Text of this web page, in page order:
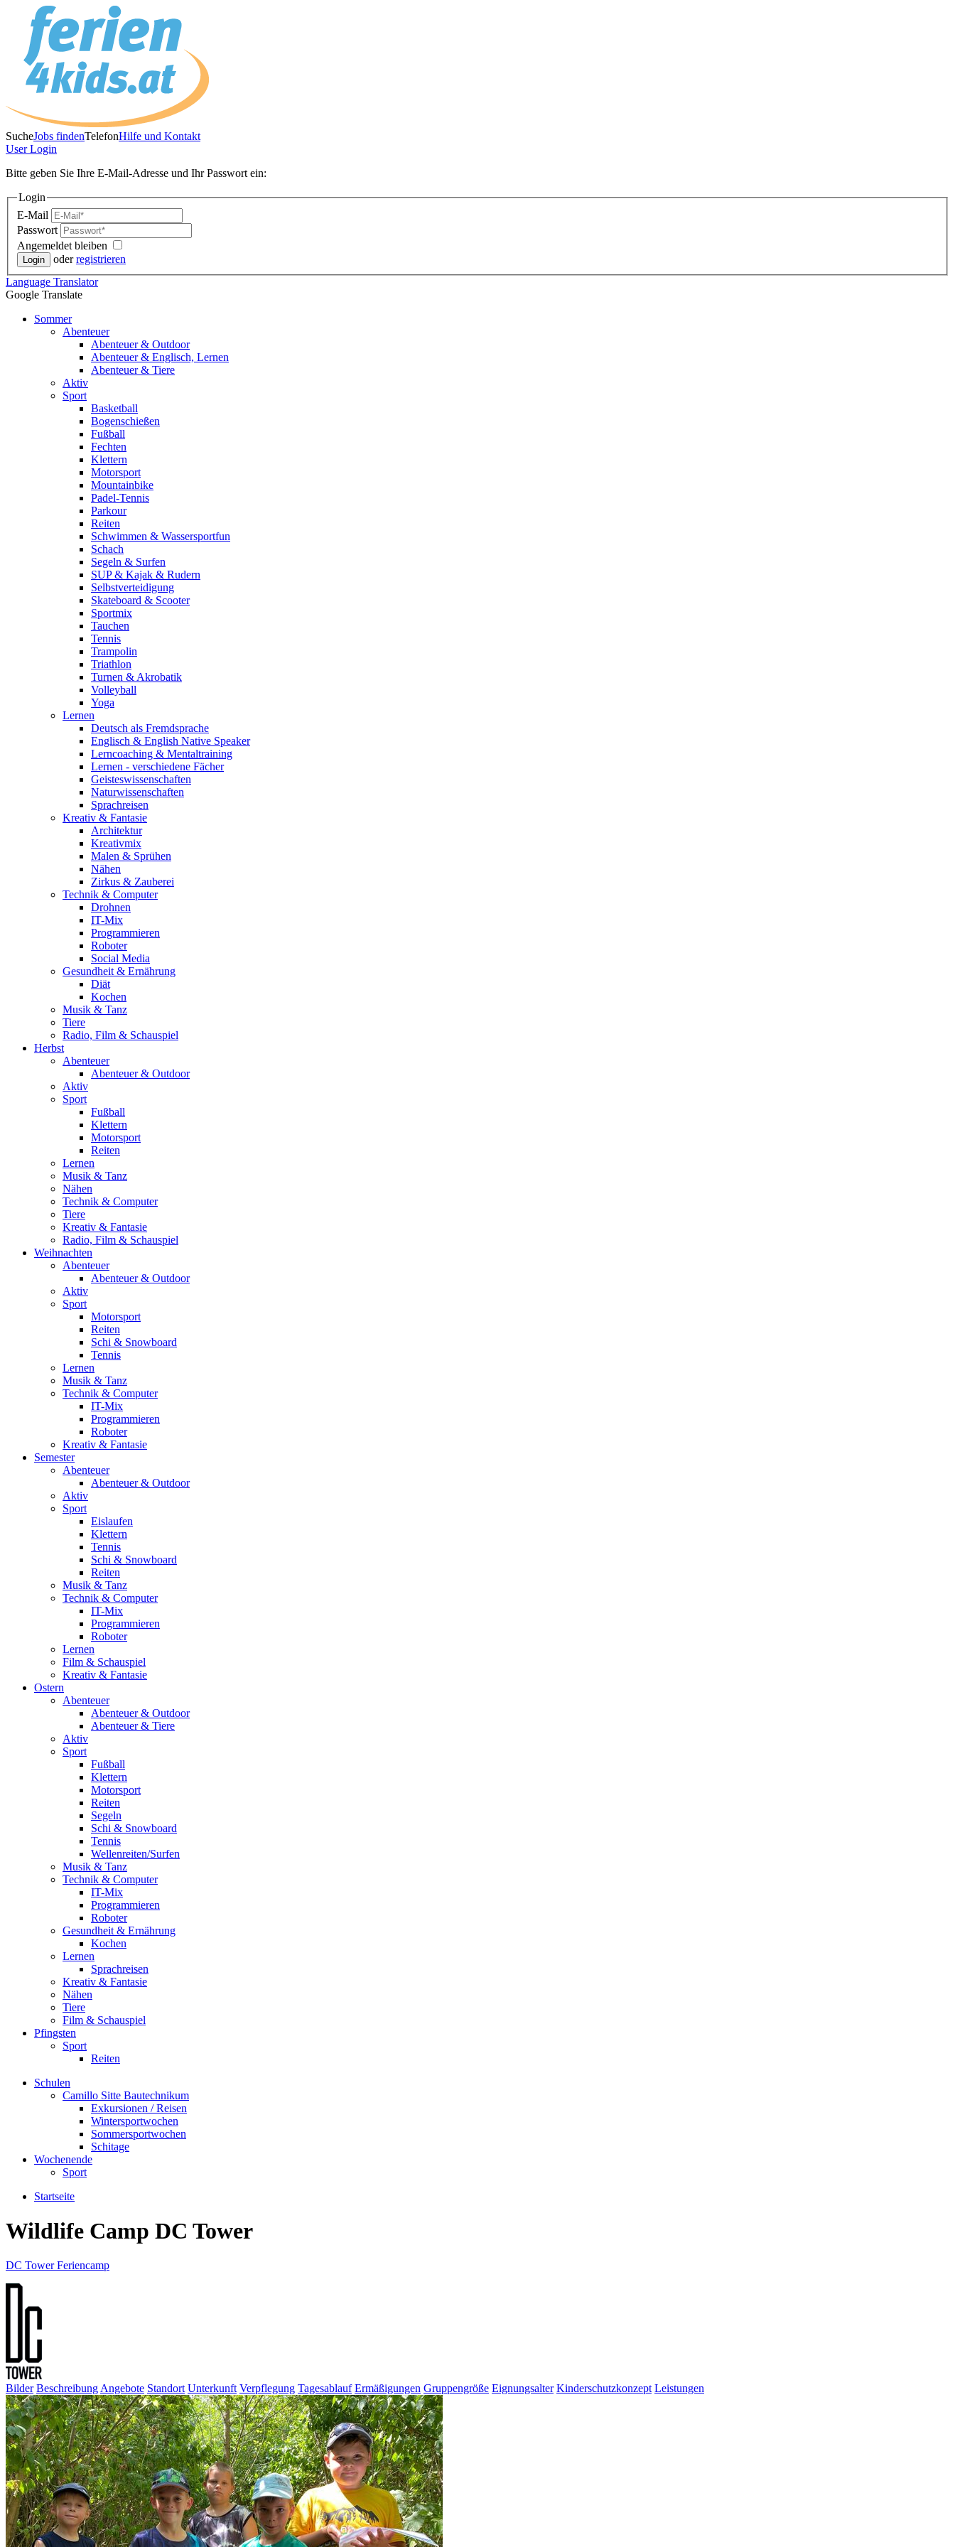
SucheJobs findenTelefonHilfe und Kontakt
UserLogin
Bitte geben Sie Ihre E-Mail-Adresse und Ihr Passwort ein:
Login
E-Mail
Passwort
Angemeldet bleiben
oderregistrieren
Language Translator
Google Translate
Sommer
Abenteuer
Abenteuer & Outdoor
Abenteuer & Englisch, Lernen
Abenteuer & Tiere
Aktiv
Sport
Basketball
Bogenschießen
Fußball
Fechten
Klettern
Motorsport
Mountainbike
Padel-Tennis
Parkour
Reiten
Schwimmen & Wassersportfun
Schach
Segeln & Surfen
SUP & Kajak & Rudern
Selbstverteidigung
Skateboard & Scooter
Sportmix
Tauchen
Tennis
Trampolin
Triathlon
Turnen & Akrobatik
Volleyball
Yoga
Lernen
Deutsch als Fremdsprache
Englisch & English Native Speaker
Lerncoaching & Mentaltraining
Lernen - verschiedene Fächer
Geisteswissenschaften
Naturwissenschaften
Sprachreisen
Kreativ & Fantasie
Architektur
Kreativmix
Malen & Sprühen
Nähen
Zirkus & Zauberei
Technik & Computer
Drohnen
IT-Mix
Programmieren
Roboter
Social Media
Gesundheit & Ernährung
Diät
Kochen
Musik & Tanz
Tiere
Radio, Film & Schauspiel
Herbst
Abenteuer
Abenteuer & Outdoor
Aktiv
Sport
Fußball
Klettern
Motorsport
Reiten
Lernen
Musik & Tanz
Nähen
Technik & Computer
Tiere
Kreativ & Fantasie
Radio, Film & Schauspiel
Weihnachten
Abenteuer
Abenteuer & Outdoor
Aktiv
Sport
Motorsport
Reiten
Schi & Snowboard
Tennis
Lernen
Musik & Tanz
Technik & Computer
IT-Mix
Programmieren
Roboter
Kreativ & Fantasie
Semester
Abenteuer
Abenteuer & Outdoor
Aktiv
Sport
Eislaufen
Klettern
Tennis
Schi & Snowboard
Reiten
Musik & Tanz
Technik & Computer
IT-Mix
Programmieren
Roboter
Lernen
Film & Schauspiel
Kreativ & Fantasie
Ostern
Abenteuer
Abenteuer & Outdoor
Abenteuer & Tiere
Aktiv
Sport
Fußball
Klettern
Motorsport
Reiten
Segeln
Schi & Snowboard
Tennis
Wellenreiten/Surfen
Musik & Tanz
Technik & Computer
IT-Mix
Programmieren
Roboter
Gesundheit & Ernährung
Kochen
Lernen
Sprachreisen
Kreativ & Fantasie
Nähen
Tiere
Film & Schauspiel
Pfingsten
Sport
Reiten
Schulen
Camillo Sitte Bautechnikum
Exkursionen / Reisen
Wintersportwochen
Sommersportwochen
Schitage
Wochenende
Sport
Startseite
Wildlife Camp DC Tower
DC Tower Feriencamp
Bilder BeschreibungAngebote Standort Unterkunft Verpflegung Tagesablauf Ermäßigungen Gruppengröße Eignungsalter Kinderschutzkonzept Leistungen